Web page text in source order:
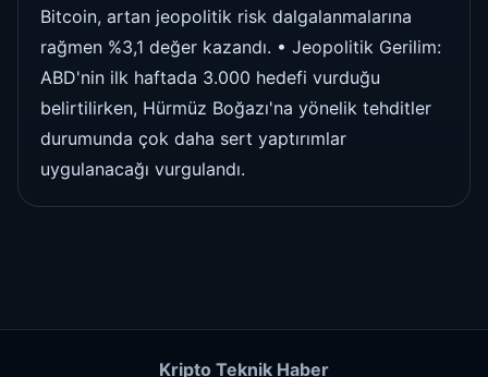
Bitcoin, artan jeopolitik risk dalgalanmalarına
rağmen %3,1 değer kazandı. • Jeopolitik Gerilim:
ABD'nin ilk haftada 3.000 hedefi vurduğu
belirtilirken, Hürmüz Boğazı'na yönelik tehditler
durumunda çok daha sert yaptırımlar
uygulanacağı vurgulandı.
Kripto Teknik Haber